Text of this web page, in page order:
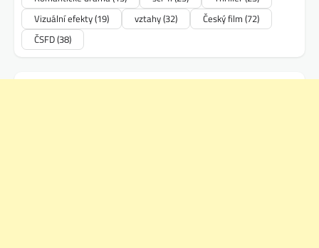
Vizuální efekty(19) vztahy(32) Český film (72)
ČSFD(38)